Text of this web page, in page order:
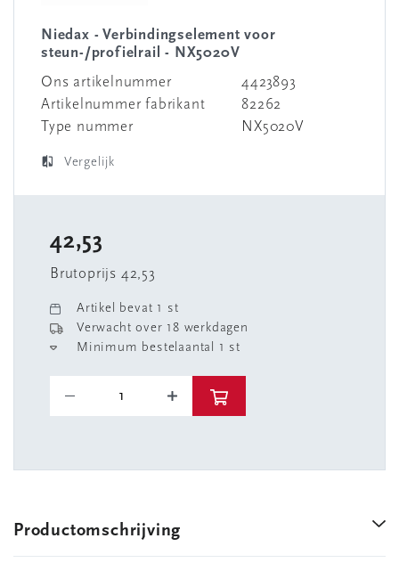
Niedax - Verbindingselement voor
steun-/profielrail - NX5020V
Ons artikelnummer
4423893
Artikelnummer fabrikant
82262
Type nummer
NX5020V
Vergelijk
42,53
Brutoprijs 42,53
Artikel bevat 1 st
Verwacht over 18 werkdagen
Minimum bestelaantal 1 st
Productomschrijving